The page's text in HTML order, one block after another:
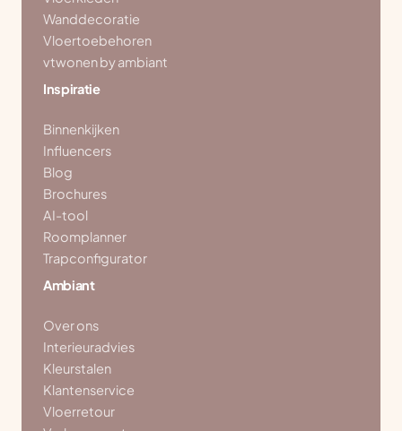
Wanddecoratie
Vloertoebehoren
vtwonen by ambiant
Inspiratie
Binnenkijken
Influencers
Blog
Brochures
AI-tool
Roomplanner
Trapconfigurator
Ambiant
Over ons
Interieuradvies
Kleurstalen
Klantenservice
Vloerretour